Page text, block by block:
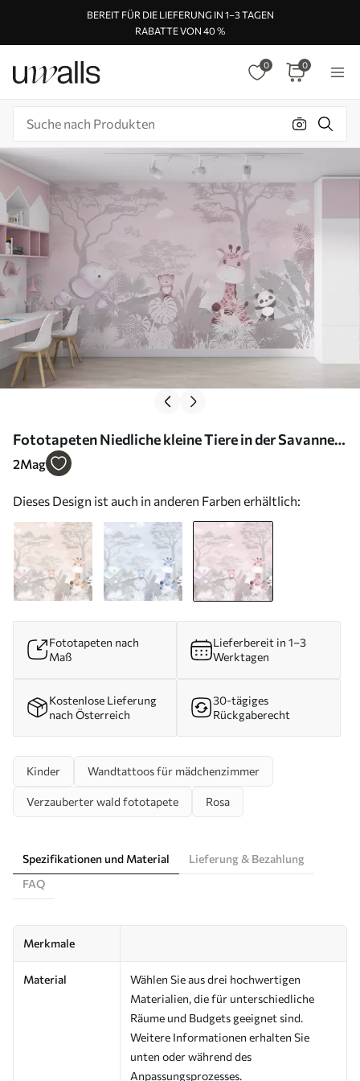
BEREIT FÜR DIE LIEFERUNG IN 1–3 TAGEN
RABATTE VON 40 %
0 0
Fototapeten Niedliche kleine Tiere in der Savanne
in rosa Farben N° u73878v3
2Mag
Dieses Design ist auch in anderen Farben erhältlich:
Fototapeten nach
Maß
Lieferbereit in 1–3
Werktagen
Kostenlose Lieferung
nach Österreich
30-tägiges
Rückgaberecht
Kinder Wandtattoos für mädchenzimmer
Verzauberter wald fototapete Rosa
Spezifikationen und Material
Lieferung & Bezahlung
FAQ
Merkmale
Material
Wählen Sie aus drei hochwertigen
Materialien, die für unterschiedliche
Räume und Budgets geeignet sind.
Weitere Informationen erhalten Sie
unten oder während des
Anpassungsprozesses.